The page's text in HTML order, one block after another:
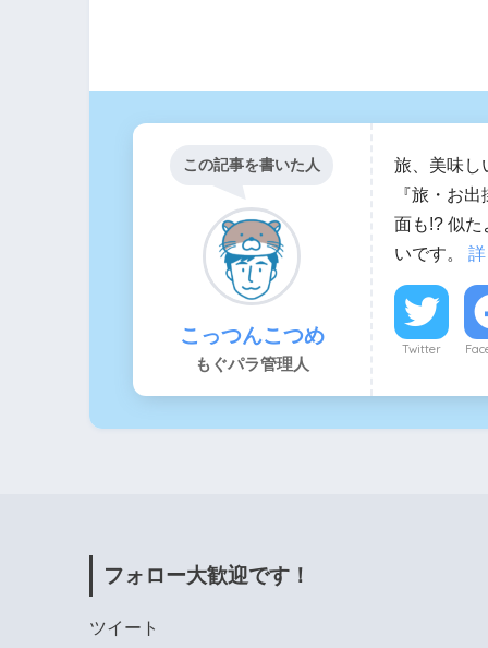
この記事を書いた人
こっつんこつめ
もぐパラ管理人
旅、美味し
『旅・お
面も!? 似
いです。
Twitter
フォロー大歓迎です！
ツイート